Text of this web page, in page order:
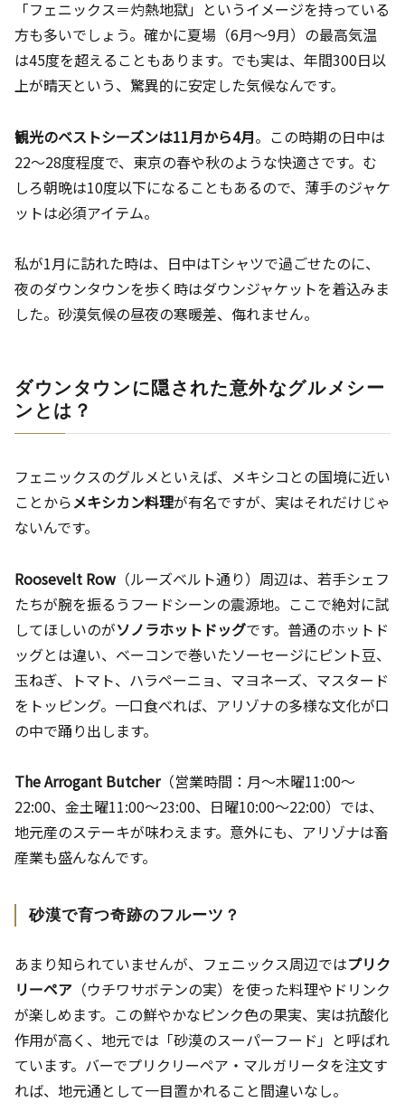
「フェニックス＝灼熱地獄」というイメージを持っている
方も多いでしょう。確かに夏場（6月〜9月）の最高気温
は45度を超えることもあります。でも実は、年間300日以
上が晴天という、驚異的に安定した気候なんです。
観光のベストシーズンは11月から4月。この時期の日中は
22〜28度程度で、東京の春や秋のような快適さです。む
しろ朝晩は10度以下になることもあるので、薄手のジャケ
ットは必須アイテム。
私が1月に訪れた時は、日中はTシャツで過ごせたのに、
夜のダウンタウンを歩く時はダウンジャケットを着込みま
した。砂漠気候の昼夜の寒暖差、侮れません。
ダウンタウンに隠された意外なグルメシー
ンとは？
フェニックスのグルメといえば、メキシコとの国境に近い
ことからメキシカン料理が有名ですが、実はそれだけじゃ
ないんです。
Roosevelt Row （ルーズベルト通り）周辺は、若手シェフ
たちが腕を振るうフードシーンの震源地。ここで絶対に試
してほしいのがソノラホットドッグです。普通のホットド
ッグとは違い、ベーコンで巻いたソーセージにピント豆、
玉ねぎ、トマト、ハラペーニョ、マヨネーズ、マスタード
をトッピング。一口食べれば、アリゾナの多様な文化が口
の中で踊り出します。
The Arrogant Butcher（営業時間：月〜木曜11:00〜
22:00、金土曜11:00〜23:00、日曜10:00〜22:00）では、
地元産のステーキが味わえます。意外にも、アリゾナは畜
産業も盛んなんです。
砂漠で育つ奇跡のフルーツ？
あまり知られていませんが、フェニックス周辺ではプリク
リーペア （ウチワサボテンの実）を使った料理やドリンク
が楽しめます。この鮮やかなピンク色の果実、実は抗酸化
作用が高く、地元では「砂漠のスーパーフード」と呼ばれ
ています。バーでプリクリーペア・マルガリータを注文す
れば、地元通として一目置かれること間違いなし。